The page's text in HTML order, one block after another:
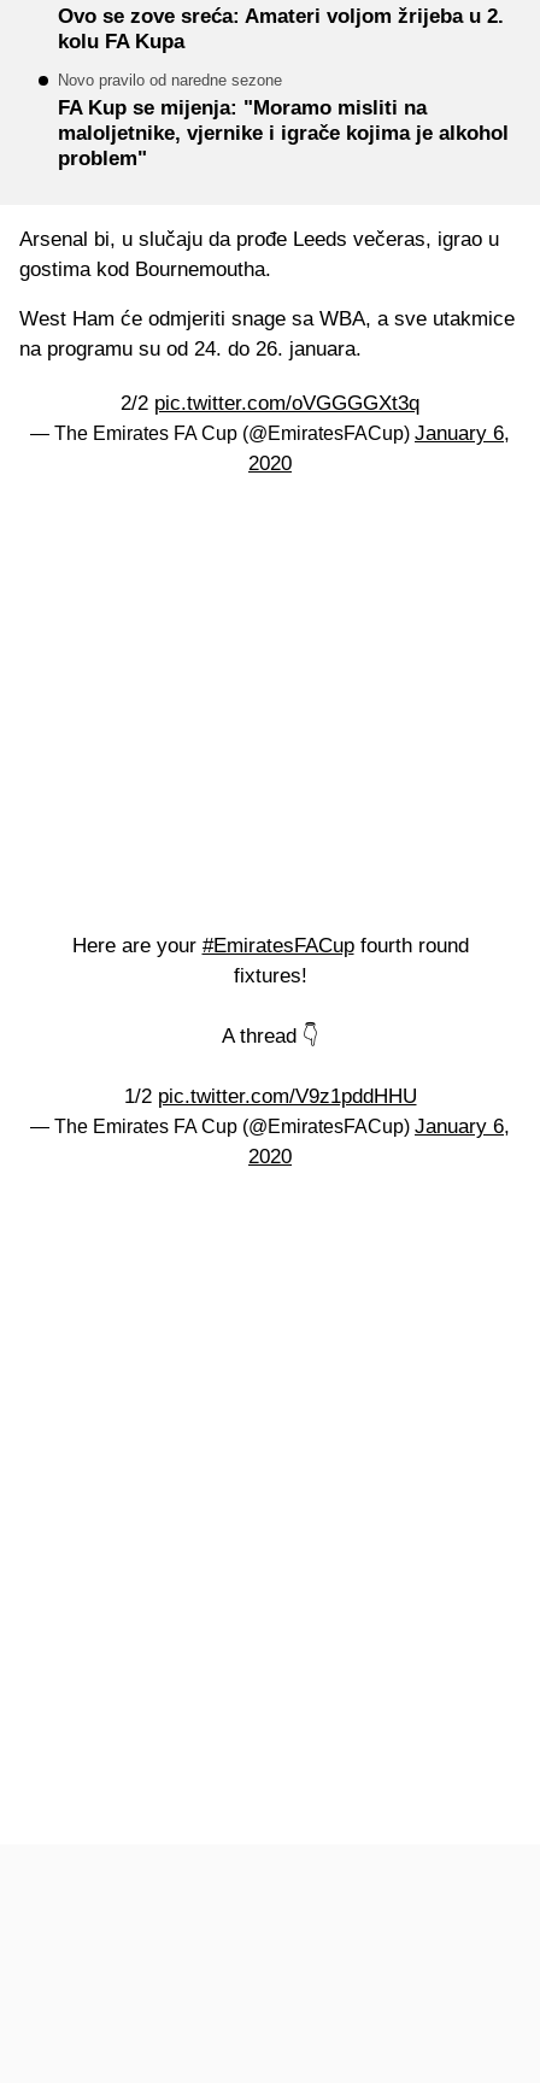
Ovo se zove sreća: Amateri voljom žrijeba u 2.
kolu FA Kupa
Novo pravilo od naredne sezone
FA Kup se mijenja: "Moramo misliti na
maloljetnike, vjernike i igrače kojima je alkohol
problem"
Arsenal bi, u slučaju da prođe Leeds večeras, igrao u
gostima kod Bournemoutha.
West Ham će odmjeriti snage sa WBA, a sve utakmice
na programu su od 24. do 26. januara.
2/2 pic.twitter.com/oVGGGGXt3q
— The Emirates FA Cup (@EmiratesFACup) January 6,
2020
Here are your #EmiratesFACupfourth round
fixtures!
A thread 👇
1/2 pic.twitter.com/V9z1pddHHU
— The Emirates FA Cup (@EmiratesFACup) January 6,
2020